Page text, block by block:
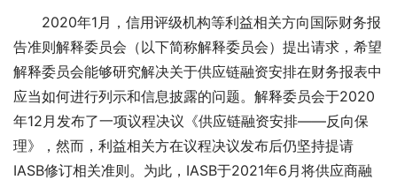
2020年1月，信用评级机构等利益相关方向国际财务报
告准则解释委员会（以下简称解释委员会）提出请求，希望
解释委员会能够研究解决关于供应链融资安排在财务报表中
应当如何进行列示和信息披露的问题。解释委员会于2020
年12月发布了一项议程决议《供应链融资安排——反向保
理》，然而，利益相关方在议程决议发布后仍坚持提请
IASB修订相关准则。为此，IASB于2021年6月将供应商融